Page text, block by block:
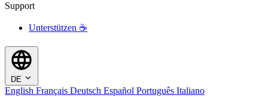
Support
Unterstützen ☕
DE
English Français Deutsch Español Português Italiano